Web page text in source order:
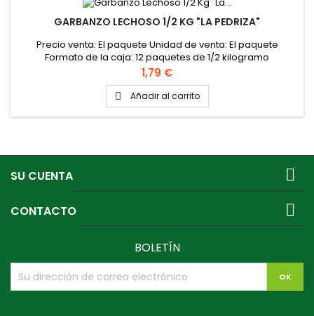
GARBANZO LECHOSO 1/2 KG "LA PEDRIZA"
Precio venta: El paquete Unidad de venta: El paquete
Formato de la caja: 12 paquetes de 1/2 kilogramo
Precio
1,79 €
 Añadir al carrito
SU CUENTA 
CONTACTO 
BOLETÍN